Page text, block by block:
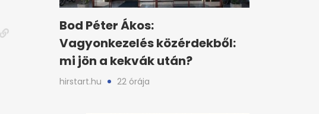
Bod Péter Ákos:
Vagyonkezelés közérdekből:
mi jön a kekvák után?
hirstart.hu 22 órája